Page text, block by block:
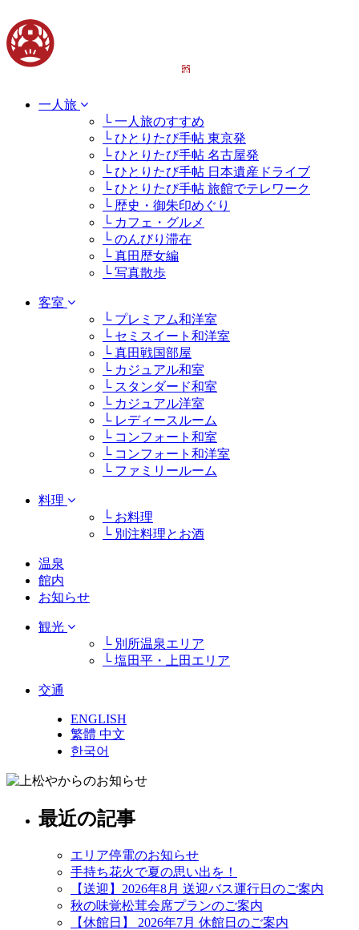
一人旅
└ 一人旅のすすめ
└ ひとりたび手帖 東京発
└ ひとりたび手帖 名古屋発
└ ひとりたび手帖 日本遺産ドライブ
└ ひとりたび手帖 旅館でテレワーク
└ 歴史・御朱印めぐり
└ カフェ・グルメ
└ のんびり滞在
└ 真田歴女編
└ 写真散歩
客室
└ プレミアム和洋室
└ セミスイート和洋室
└ 真田戦国部屋
└ カジュアル和室
└ スタンダード和室
└ カジュアル洋室
└ レディースルーム
└ コンフォート和室
└ コンフォート和洋室
└ ファミリールーム
料理
└ お料理
└ 別注料理とお酒
温泉
館内
お知らせ
観光
└ 別所温泉エリア
└ 塩田平・上田エリア
交通
ENGLISH
繁體 中文
한국어
最近の記事
エリア停電のお知らせ
手持ち花火で夏の思い出を！
【送迎】2026年8月 送迎バス運行日のご案内
秋の味覚松茸会席プランのご案内
【休館日】 2026年7月 休館日のご案内